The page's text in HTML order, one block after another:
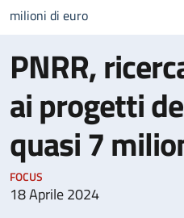
milioni di euro
PNRR,
ai progetti
quasi 7
FOCUS
18 Aprile 2024